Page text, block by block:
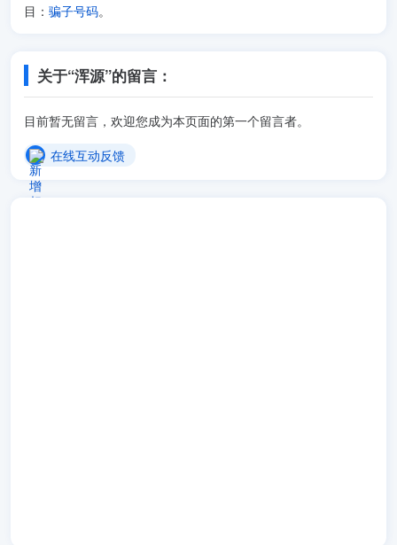
目： 骗子号码。
关于“浑源”的留言：
目前暂无留言，欢迎您成为本页面的第一个留言者。
在线互动反馈